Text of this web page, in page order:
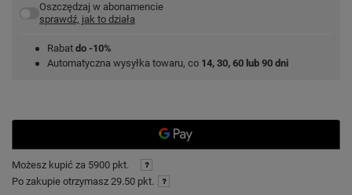
Oszczędzaj w abonamencie
sprawdź, jak to działa
Rabat do -10%
Automatyczna wysyłka towaru, co 14, 30, 60 lub 90 dni
Możesz kupić za 5900 pkt.
Po zakupie otrzymasz 29.50 pkt.